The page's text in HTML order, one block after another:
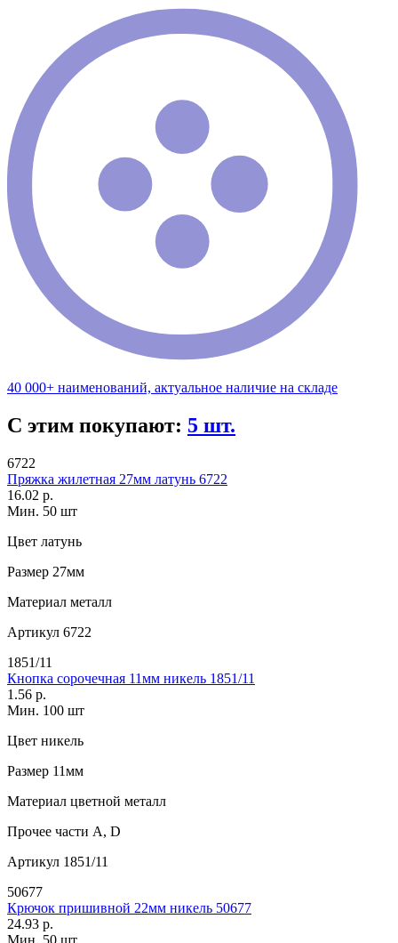
40 000+ наименований, актуальное наличие на складе
С этим покупают: 5 шт.
6722
Пряжка жилетная 27мм латунь 6722
16.02 р.
Мин. 50 шт
Цвет латунь
Размер 27мм
Материал металл
Артикул 6722
1851/11
Кнопка сорочечная 11мм никель 1851/11
1.56 р.
Мин. 100 шт
Цвет никель
Размер 11мм
Материал цветной металл
Прочее части А, D
Артикул 1851/11
50677
Крючок пришивной 22мм никель 50677
24.93 р.
Мин. 50 шт